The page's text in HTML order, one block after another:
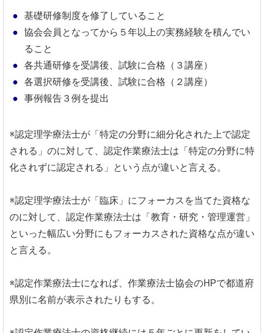
基礎研修制度を修了していること
協会会員となってから５年以上の実務経験を積んでい
ること
各共通研修を受講後、試験に合格（３講座）
各選択研修を受講後、試験に合格（２講座）
事例報告３例を提出
※認定理学療法士が「特定の分野に細分化された上で認定
される」のに対して、認定作業療法士は「特定の分野に特
化されずに認定される」という点が違いと言える。
※認定理学療法士が「臨床」にフォーカスを当てた資格な
のに対して、認定作業療法士は「教育・研究・管理運営」
といった幅広い分野にもフォーカスされた資格な点が違い
と言える。
※認定作業療法士になれば、作業療法士協会のHPで都道府
県別に名前が表示されたりもする。